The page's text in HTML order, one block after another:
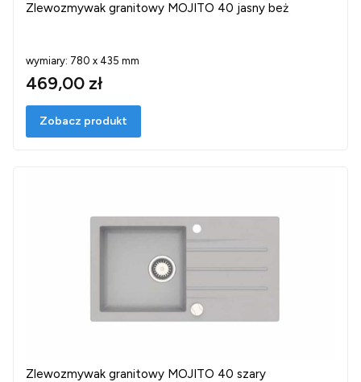
Zlewozmywak granitowy MOJITO 40 jasny beż
wymiary: 780 x 435 mm
469,00 zł
Zobacz produkt
Zlewozmywak granitowy MOJITO 40 szary